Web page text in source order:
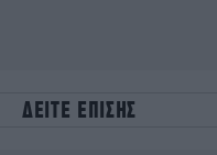
ΔΕΙΤΕ ΕΠΙΣΗΣ